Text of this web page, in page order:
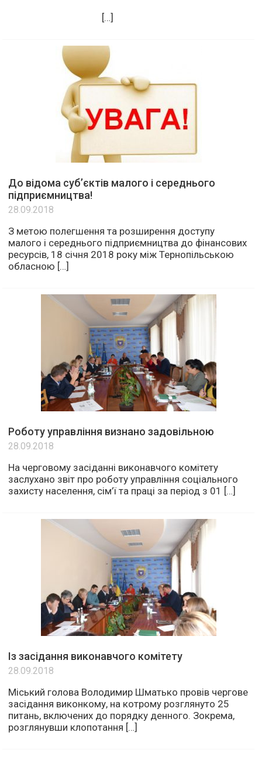
[…]
До відома суб’єктів малого і середнього
підприємництва!
28.09.2018
З метою полегшення та розширення доступу
малого і середнього підприємництва до фінансових
ресурсів, 18 січня 2018 року між Тернопільською
обласною […]
Роботу управління визнано задовільною
28.09.2018
На черговому засіданні виконавчого комітету
заслухано звіт про роботу управління соціального
захисту населення, сім’ї та праці за період з 01 […]
Із засідання виконавчого комітету
28.09.2018
Міський голова Володимир Шматько провів чергове
засідання виконкому, на котрому розглянуто 25
питань, включених до порядку денного. Зокрема,
розглянувши клопотання […]